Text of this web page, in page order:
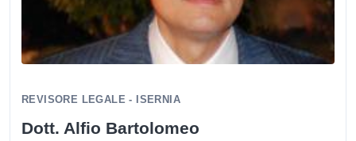
REVISORE LEGALE - ISERNIA
Dott. Alfio Bartolomeo